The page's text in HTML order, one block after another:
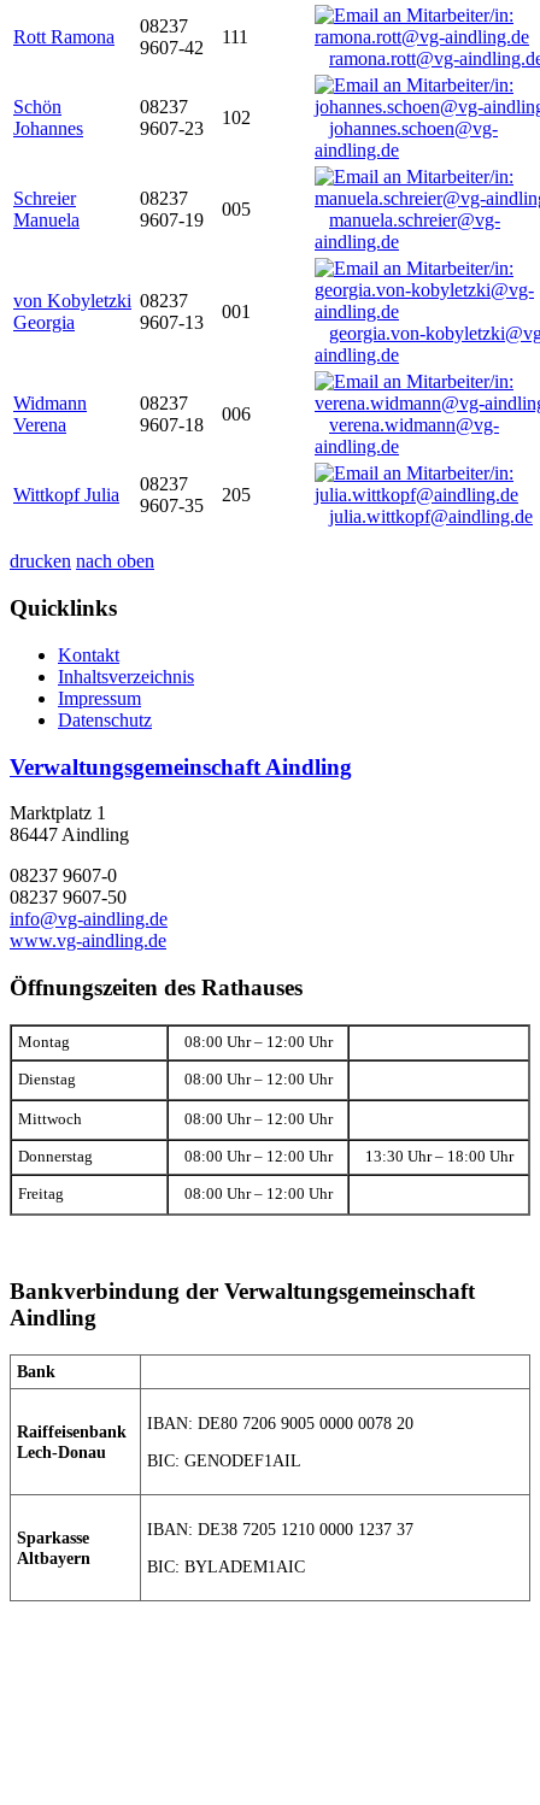
Rott Ramona
08237
9607-42
111
ramona.rott@vg-
Schön
Johannes
08237
9607-23
102
johannes.schoen@vg-
aindling.de
Schreier
Manuela
08237
9607-19
005
manuela.schreier@vg-
aindling.de
von Kobyletzki
Georgia
08237
9607-13
001
georgia.von-
aindling.de
Widmann
Verena
08237
9607-18
006
verena.widmann@vg-
aindling.de
Wittkopf Julia
08237
9607-35
205
julia.wittkopf@aindling.de
drucken nach oben
Quicklinks
Kontakt
Inhaltsverzeichnis
Impressum
Datenschutz
Verwaltungsgemeinschaft Aindling
Marktplatz 1
86447 Aindling
08237 9607-0
08237 9607-50
info@vg-aindling.de
www.vg-aindling.de
Öffnungszeiten des Rathauses
Montag 08:00 Uhr – 12:00 Uhr
Dienstag 08:00 Uhr – 12:00 Uhr
Mittwoch 08:00 Uhr – 12:00 Uhr
Donnerstag 08:00 Uhr – 12:00 Uhr 13:30 Uhr – 18:00 Uhr
Freitag 08:00 Uhr – 12:00 Uhr
Bankverbindung der Verwaltungsgemeinschaft
Aindling
Bank
Raiffeisenbank
Lech-Donau
IBAN: DE80 7206 9005 0000 0078 20
BIC: GENODEF1AIL
Sparkasse
Altbayern
IBAN: DE38 7205 1210 0000 1237 37
BIC: BYLADEM1AIC